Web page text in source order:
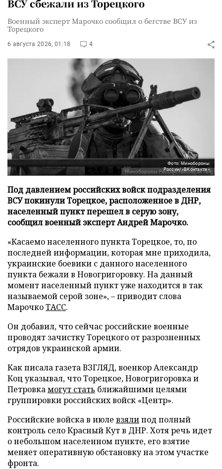
ВСУ сбежали из Торецкого
Военный эксперт Марочко сообщил о бегстве ВСУ из
Торецкого
6 августа 2026, 01:18 4
Фото: Минобороны
России/«ВКонтакте»
Под давлением российских войск подразделения
ВСУ покинули Торецкое, расположенное в ДНР,
населенный пункт перешел в серую зону,
сообщил военный эксперт Андрей Марочко.
«Касаемо населенного пункта Торецкое, то, по
последней информации, которая мне приходила,
украинские боевики с данного населенного
пункта бежали в Новогригоровку. На данный
момент населенный пункт уже находится в так
называемой серой зоне», – приводит слова
МарочкоТАСС.
Он добавил, что сейчас российские военные
проводят зачистку Торецкого от разрозненных
отрядов украинской армии.
Как писала газета ВЗГЛЯД, военкор Александр
Коц указывал, что Торецкое, Новогригоровка и
Петровкамогут стать ближайшими целями
группировки российских войск «Центр».
Российские войска в июле взялипод полный
контроль село Красный Кут в ДНР. Хотя речь идет
о небольшом населенном пункте, его взятие
меняет оперативную обстановку на этом участке
фронта.